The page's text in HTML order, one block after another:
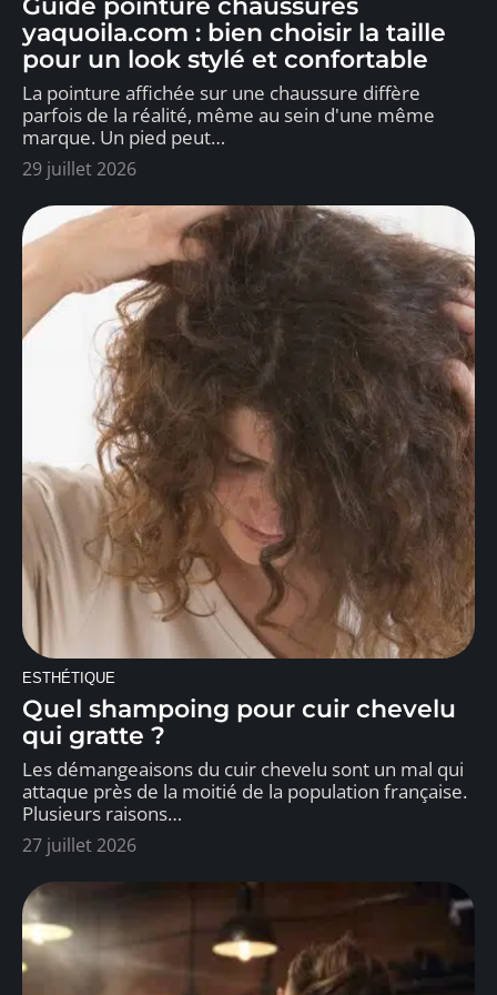
yaquoila.com : bien choisir la taille
pour un look stylé et confortable
La pointure affichée sur une chaussure diffère
parfois de la réalité, même au sein d'une même
marque. Un pied peut…
29 juillet 2026
ESTHÉTIQUE
Quel shampoing pour cuir chevelu
qui gratte ?
Les démangeaisons du cuir chevelu sont un mal qui
attaque près de la moitié de la population française.
Plusieurs raisons…
27 juillet 2026